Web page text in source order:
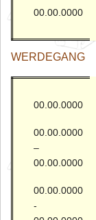
00.00.0000
WERDEGANG
00.00.0000
00.00.0000
–
00.00.0000
00.00.0000
-